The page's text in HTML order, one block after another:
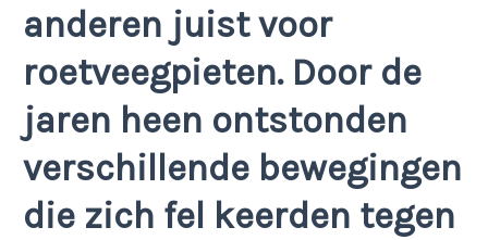
anderen juist voor
roetveegpieten. Door de
jaren heen ontstonden
verschillende bewegingen
die zich fel keerden tegen